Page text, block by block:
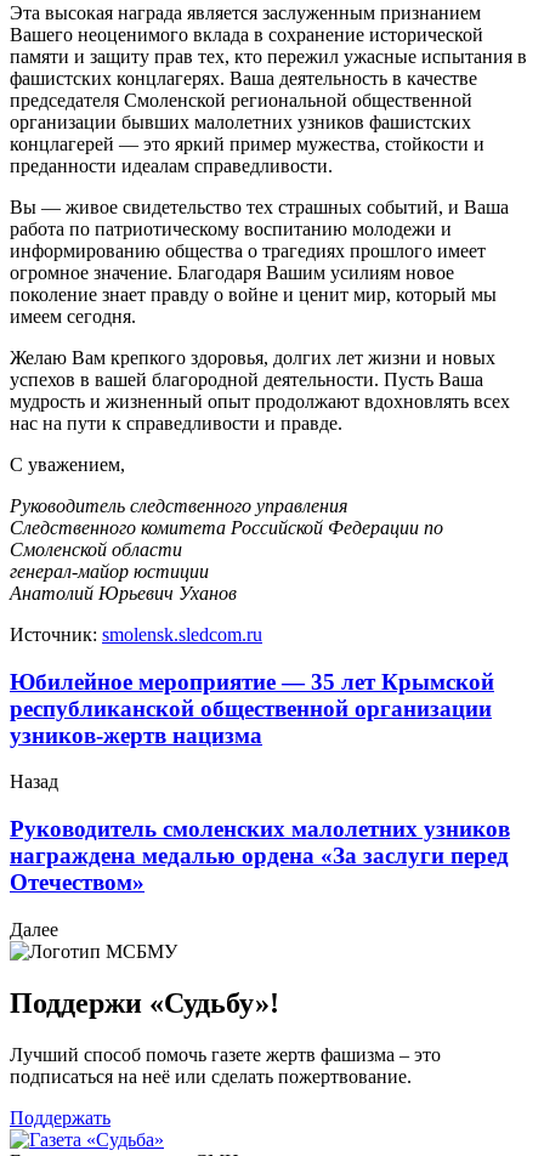
Эта высокая награда является заслуженным признанием
Вашего неоценимого вклада в сохранение исторической
памяти и защиту прав тех, кто пережил ужасные испытания в
фашистских концлагерях. Ваша деятельность в качестве
председателя Смоленской региональной общественной
организации бывших малолетних узников фашистских
концлагерей — это яркий пример мужества, стойкости и
преданности идеалам справедливости.
Вы — живое свидетельство тех страшных событий, и Ваша
работа по патриотическому воспитанию молодежи и
информированию общества о трагедиях прошлого имеет
огромное значение. Благодаря Вашим усилиям новое
поколение знает правду о войне и ценит мир, который мы
имеем сегодня.
Желаю Вам крепкого здоровья, долгих лет жизни и новых
успехов в вашей благородной деятельности. Пусть Ваша
мудрость и жизненный опыт продолжают вдохновлять всех
нас на пути к справедливости и правде.
С уважением,
Руководитель следственного управления
Следственного комитета Российской Федерации по
Смоленской области
генерал-майор юстиции
Анатолий Юрьевич Уханов
Источник: smolensk.sledcom.ru
Юбилейное мероприятие — 35 лет Крымской
республиканской общественной организации
узников-жертв нацизма
Назад
Руководитель смоленских малолетних узников
награждена медалью ордена «За заслуги перед
Отечеством»
Далее
Поддержи «Судьбу»!
Лучший способ помочь газете жертв фашизма – это
подписаться на неё или сделать пожертвование.
Поддержать